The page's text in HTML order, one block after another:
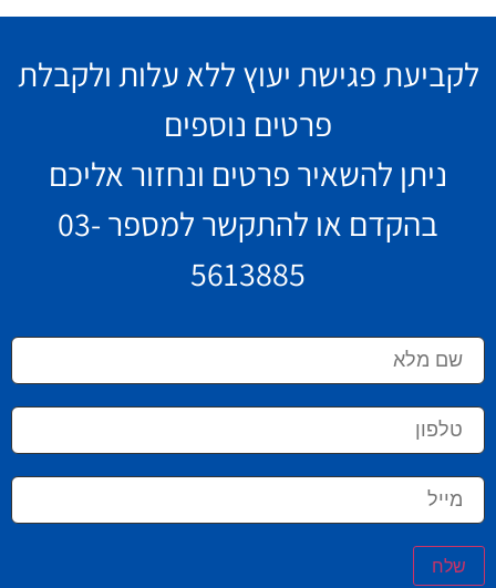
לקביעת פגישת יעוץ ללא עלות ולקבלת
פרטים נוספים
ניתן להשאיר פרטים ונחזור אליכם
בהקדם או להתקשר למספר 03-
5613885
שלח